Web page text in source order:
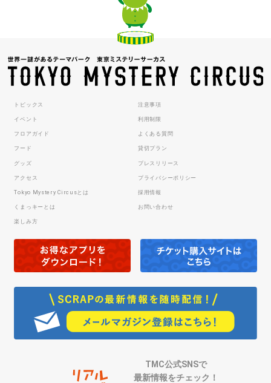
トピックス
イベント
フロアガイド
フード
グッズ
アクセス
Tokyo Mystery Circusとは
くまっキーとは
楽しみ方
注意事項
利用制限
よくある質問
貸切プラン
プレスリリース
プライバシーポリシー
採用情報
お問い合わせ
TMC公式SNSで
最新情報をチェック！